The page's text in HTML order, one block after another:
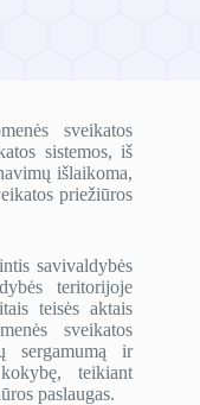
sveikatos
sistemos, iš
išlaikoma,
priežiūros
savivaldybės
teritorijoje
teisės aktais
sveikatos
sergamumą ir
teikiant
paslaugas.